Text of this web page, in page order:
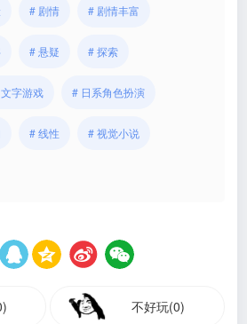
# 剧情 # 剧情丰富
# 悬疑 # 探索
字游戏 # 日系角色扮演
# 线性 # 视觉小说
不好玩(0)